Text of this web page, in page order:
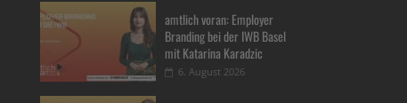
amtlich voran: Employer
Branding bei der IWB Basel
mit Katarina Karadzic
6. August 2026